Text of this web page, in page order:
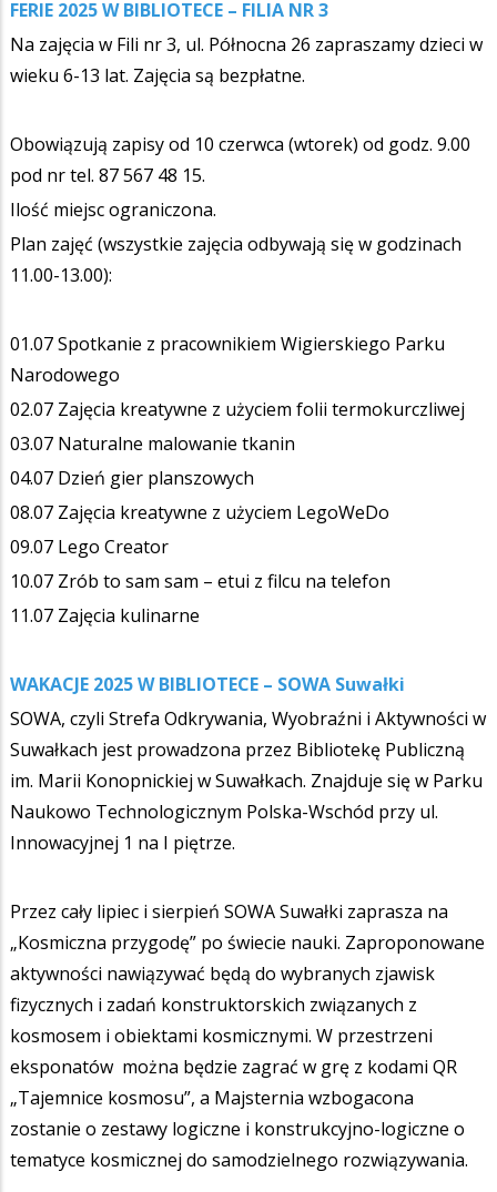
FERIE 2025 W BIBLIOTECE – FILIA NR 3
Na zajęcia w Fili nr 3, ul. Północna 26 zapraszamy dzieci w
wieku 6-13 lat. Zajęcia są bezpłatne.
Obowiązują zapisy od 10 czerwca (wtorek) od godz. 9.00
pod nr tel. 87 567 48 15.
Ilość miejsc ograniczona.
Plan zajęć (wszystkie zajęcia odbywają się w godzinach
11.00-13.00):
01.07 Spotkanie z pracownikiem Wigierskiego Parku
Narodowego
02.07 Zajęcia kreatywne z użyciem folii termokurczliwej
03.07 Naturalne malowanie tkanin
04.07 Dzień gier planszowych
08.07 Zajęcia kreatywne z użyciem LegoWeDo
09.07 Lego Creator
10.07 Zrób to sam sam – etui z filcu na telefon
11.07 Zajęcia kulinarne
WAKACJE 2025 W BIBLIOTECE – SOWA Suwałki
SOWA, czyli Strefa Odkrywania, Wyobraźni i Aktywności w
Suwałkach jest prowadzona przez Bibliotekę Publiczną
im. Marii Konopnickiej w Suwałkach. Znajduje się w Parku
Naukowo Technologicznym Polska-Wschód przy ul.
Innowacyjnej 1 na I piętrze.
Przez cały lipiec i sierpień SOWA Suwałki zaprasza na
„Kosmiczna przygodę” po świecie nauki. Zaproponowane
aktywności nawiązywać będą do wybranych zjawisk
fizycznych i zadań konstruktorskich związanych z
kosmosem i obiektami kosmicznymi. W przestrzeni
eksponatów można będzie zagrać w grę z kodami QR
„Tajemnice kosmosu”, a Majsternia wzbogacona
zostanie o zestawy logiczne i konstrukcyjno-logiczne o
tematyce kosmicznej do samodzielnego rozwiązywania.